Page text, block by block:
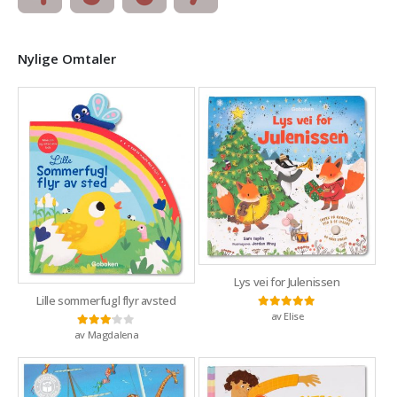
Nylige Omtaler
Lille sommerfugl flyr avsted
Vurdert3av 5
av Magdalena
Lys vei for Julenissen
Vurdert5
av Elise